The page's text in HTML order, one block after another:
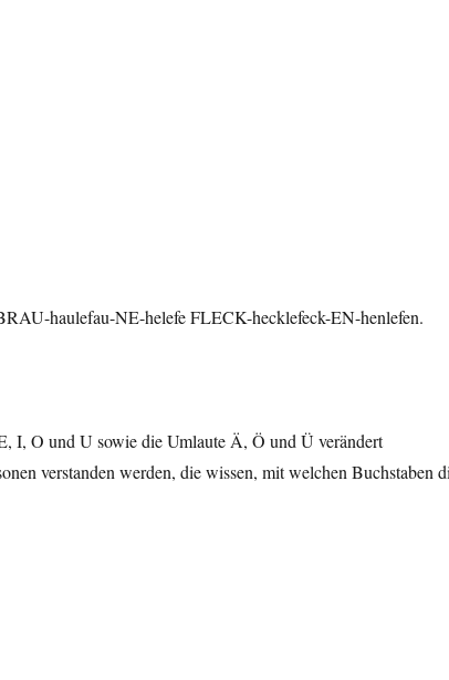
haulefau-NE-helefe FLECK-hecklefeck-EN-henlefen.
I, O und U sowie die Umlaute Ä, Ö und Ü verändert
verstanden werden, die wissen, mit welchen Buchstaben